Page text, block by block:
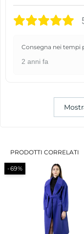
Consegna nei tempi
2 anni fa
PRODOTTI CORRELATI
-69%